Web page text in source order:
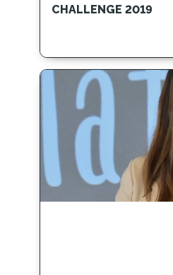
CHALLENGE 2019